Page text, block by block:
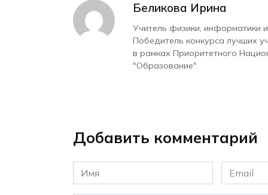
Беликова Ирина
Учитель физики, информатики
Победитель конкурса лучших
в рамках Приоритетного
"Образование".
Добавить комментарий
Имя
*
Email
*